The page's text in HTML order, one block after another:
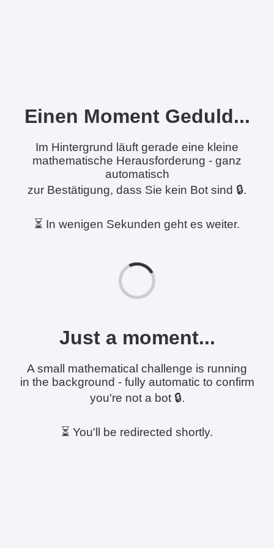
Einen Moment Geduld...
Im Hintergrund läuft gerade eine kleine
mathematische Herausforderung - ganz
automatisch
zur Bestätigung, dass Sie kein Bot sind 🔒.
⏳ In wenigen Sekunden geht es weiter.
Just a moment...
A small mathematical challenge is running
in the background - fully automatic to confirm
you're not a bot 🔒.
⏳ You'll be redirected shortly.